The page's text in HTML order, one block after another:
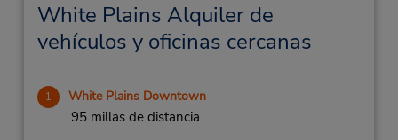
White Plains Alquiler de
vehículos y oficinas cercanas
1 White Plains Downtown
.95 millas de distancia